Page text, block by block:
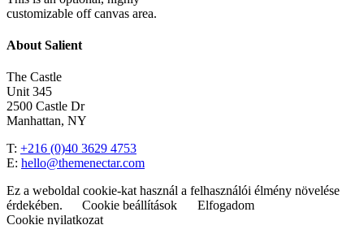
customizable off canvas area.
About Salient
The Castle
Unit 345
2500 Castle Dr
Manhattan, NY
T: +216 (0)40 3629 4753
E: hello@themenectar.com
Ez a weboldal cookie-kat használ a felhasználói élmény növelése
érdekében.
Cookie beállítások
Elfogadom
Cookie nyilatkozat